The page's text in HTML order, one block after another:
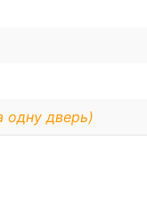
одну дверь)